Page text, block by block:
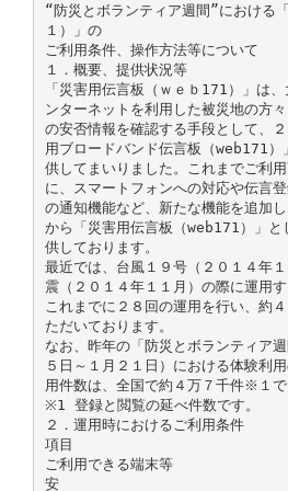
“防災とボランティア週間”における
１）」の
ご利用条件、操作方法等について
１．概要、提供状況等
「災害用伝言板（ｗｅｂ171）」は
ンターネットを利用した被災地の方々
の安否情報を確認する手段として、
用ブロードバンド伝言板（web171）
供してまいりました。これまでご利
に、スマートフォンへの対応や伝言
の通知機能など、新たな機能を追加
から「災害用伝言板（web171）」と
供しております。
最近では、台風１９号（２０１４年
震（２０１４年１１月）の際に運用す
これまでに２８回の運用を行い、約
ただいております。
なお、昨年の「防災とボランティア
５日～１月２１日）における体験利
用件数は、全国で約４万７千件※１で
※1 登録と閲覧の延べ件数です。
２．運用時におけるご利用条件
項目
ご利用できる端末等
安